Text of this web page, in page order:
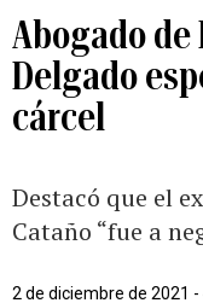
Abogado de
Delgado
cárcel
Destacó que el
Cataño “fue a
2 de diciembre de 2021 -